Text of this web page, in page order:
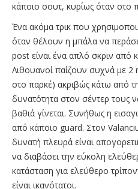
κάποιο σουτ, κυρίως όταν στο
Ένα ακόμα τρικ που
όταν θέλουν η μπάλα να
post είναι ένα απλό σκριν από
Λιθουανοί παίζουν συχνά με
στο παρκέ) ακριβώς κάτω από
δυνατότητα στον σέντερ τους
βαθιά γίνεται. Συνήθως η
από κάποιο guard. Στον
δυνατή πλευρά είναι
να διαβάσει την εύκολη
κατάσταση για ελεύθερο
είναι ικανότατοι.